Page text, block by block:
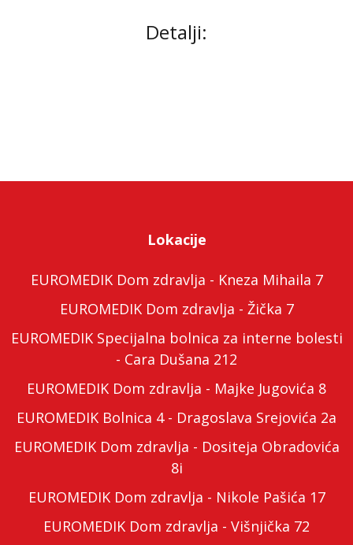
Detalji:
Lokacije
EUROMEDIK Dom zdravlja - Kneza Mihaila 7
EUROMEDIK Dom zdravlja - Žička 7
EUROMEDIK Specijalna bolnica za interne bolesti
- Cara Dušana 212
EUROMEDIK Dom zdravlja - Majke Jugovića 8
EUROMEDIK Bolnica 4 - Dragoslava Srejovića 2a
EUROMEDIK Dom zdravlja - Dositeja Obradovića
8i
EUROMEDIK Dom zdravlja - Nikole Pašića 17
EUROMEDIK Dom zdravlja - Višnjička 72